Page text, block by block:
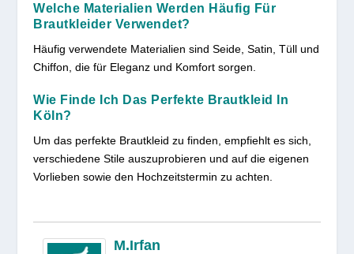
Welche Materialien Werden Häufig Für
Brautkleider Verwendet?
Häufig verwendete Materialien sind Seide, Satin, Tüll und
Chiffon, die für Eleganz und Komfort sorgen.
Wie Finde Ich Das Perfekte Brautkleid In
Köln?
Um das perfekte Brautkleid zu finden, empfiehlt es sich,
verschiedene Stile auszuprobieren und auf die eigenen
Vorlieben sowie den Hochzeitstermin zu achten.
M.Irfan